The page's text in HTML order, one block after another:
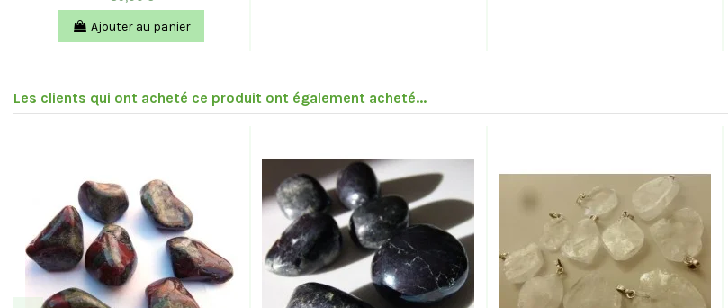
Ajouter au panier
Les clients qui ont acheté ce produit ont également acheté...